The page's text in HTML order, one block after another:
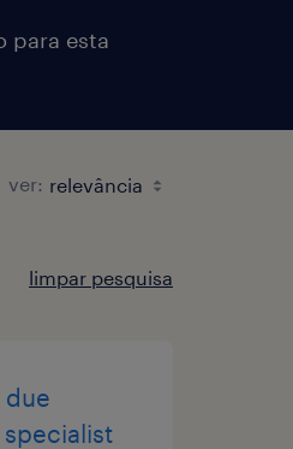
para esta
ver:
limpar pesquisa
due